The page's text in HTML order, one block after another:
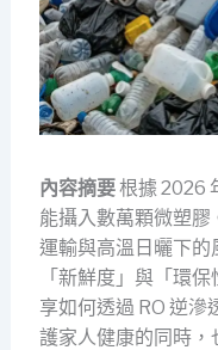
內容摘要根據 2026
能攝入數萬顆微塑膠
運輸與高溫日曬下的
「新鮮度」與「環
享如何透過 RO 逆
護家人健康的同時